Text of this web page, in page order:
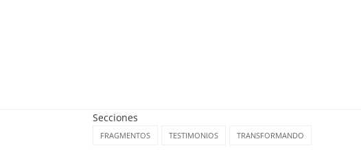
Secciones
FRAGMENTOS TESTIMONIOS TRANSFORMANDO